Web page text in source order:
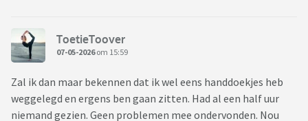
ToetieToover
07-05-2026om 15:59
Zal ik dan maar bekennen dat ik wel eens handdoekjes heb
weggelegd en ergens ben gaan zitten. Had al een half uur
niemand gezien. Geen problemen mee ondervonden. Nou